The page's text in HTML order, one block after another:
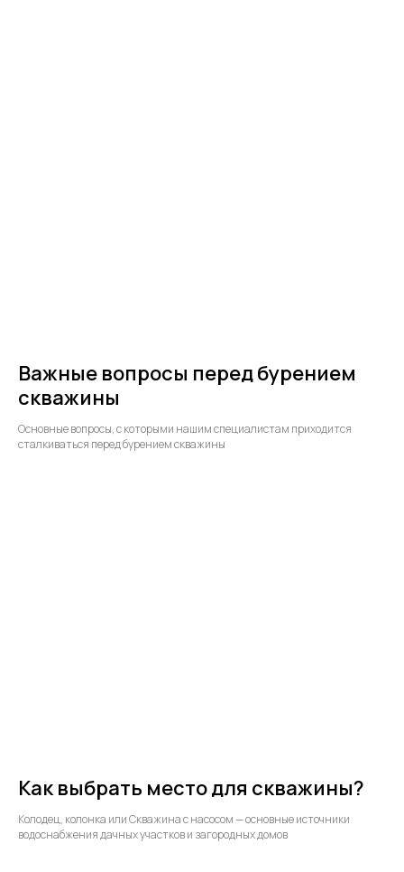
Важные вопросы перед бурением
скважины
Основные вопросы, с которыми нашим специалистам приходится
сталкиваться перед бурением скважины
Как выбрать место для скважины?
Колодец, колонка или Скважина с насосом — основные источники
водоснабжения дачных участков и загородных домов